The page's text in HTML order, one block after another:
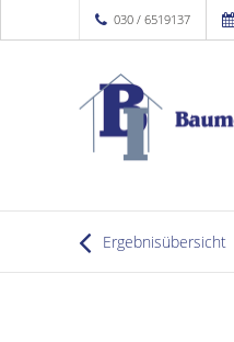
030 / 6519137
Ergebnisübersicht